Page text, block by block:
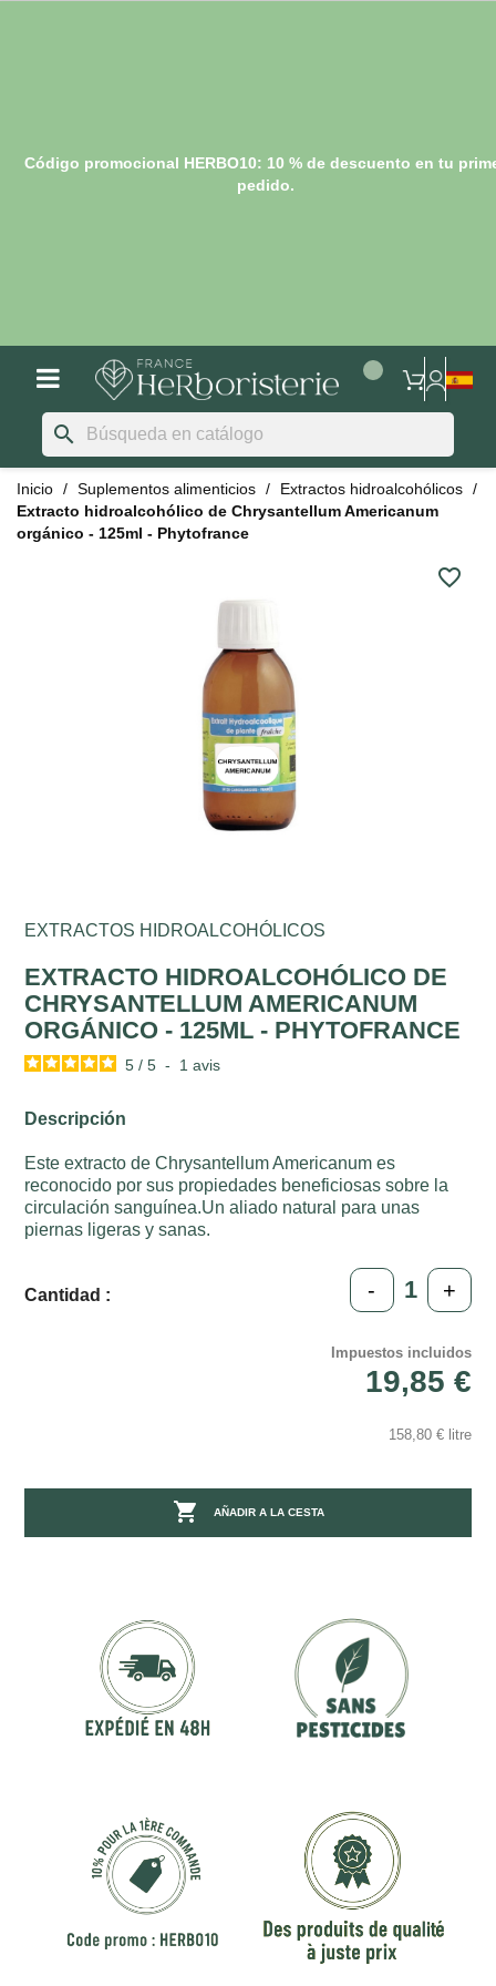
Código promocional HERBO10: 10 % de descuento en tu
pedido.
search
Inicio Suplementos alimenticios
Extractos hidroalcohólicos
Extracto hidroalcohólico de Chrysantellum Americanum
orgánico - 125ml - Phytofrance
favorite_border
EXTRACTOS HIDROALCOHÓLICOS
EXTRACTO HIDROALCOHÓLICO DE
CHRYSANTELLUM AMERICANUM
ORGÁNICO - 125ML - PHYTOFRANCE
5 / 5 - 1avis
Descripción
Este extracto de Chrysantellum Americanum es
reconocido por sus propiedades beneficiosas sobre la
circulación sanguínea.Un aliado natural para unas
piernas ligeras y sanas.
Cantidad : - +
Impuestos incluidos
19,85 €
158,80 € litre
 AÑADIR A LA CESTA